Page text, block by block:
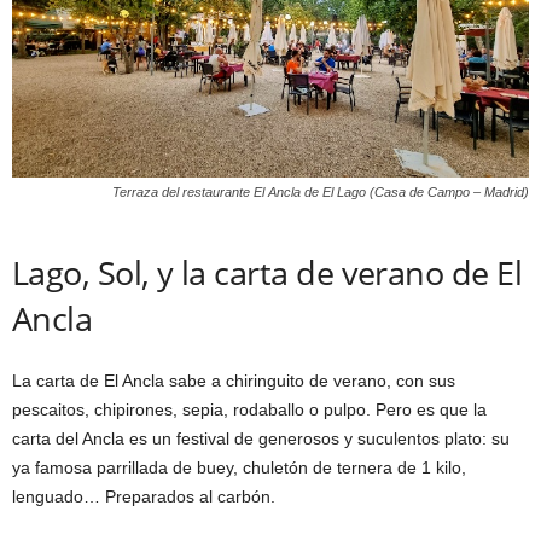
Terraza del restaurante El Ancla de El Lago (Casa de Campo – Madrid)
Lago, Sol, y la carta de verano de El
Ancla
La carta de El Ancla sabe a chiringuito de verano, con sus
pescaitos, chipirones, sepia, rodaballo o pulpo. Pero es que la
carta del Ancla es un festival de generosos y suculentos plato: su
ya famosa parrillada de buey, chuletón de ternera de 1 kilo,
lenguado… Preparados al carbón.